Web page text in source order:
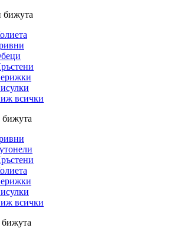
бижута
всички
всички